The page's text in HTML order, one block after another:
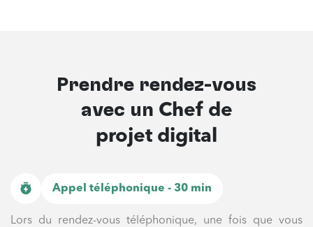
Prendre rendez-vous
avec un Chef de
projet digital
Appel téléphonique - 30 min
Lors du rendez-vous téléphonique, une fois que vous